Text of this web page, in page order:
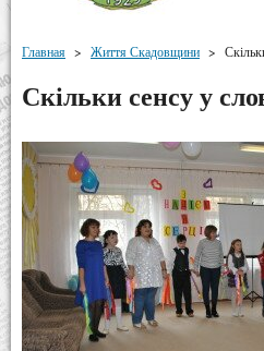
Главная > Життя Скадовщини >
Скільки сенсу у